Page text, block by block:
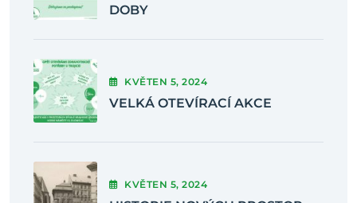
DOBY
KVĚTEN 5, 2024
VELKÁ OTEVÍRACÍ AKCE
KVĚTEN 5, 2024